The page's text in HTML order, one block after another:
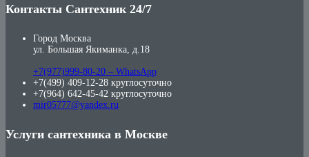
Контакты Сантехник 24/7
Город Москва
ул. Большая Якиманка, д.18
+7(977)999-80-20 – WhatsApp
+7(499) 409-12-28 круглосуточно
+7(964) 642-45-42 круглосуточно
mir05777@yandex.ru
Услуги сантехника в Москве